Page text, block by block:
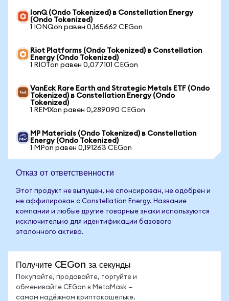
IonQ (Ondo Tokenized) в Constellation Energy
(Ondo Tokenized)
1 IONQon равен 0,165662 CEGon
Riot Platforms (Ondo Tokenized) в Constellation
Energy (Ondo Tokenized)
1 RIOTon равен 0,077101 CEGon
VanEck Rare Earth and Strategic Metals ETF (Ondo
Tokenized) в Constellation Energy (Ondo
Tokenized)
1 REMXon равен 0,289090 CEGon
MP Materials (Ondo Tokenized) в Constellation
Energy (Ondo Tokenized)
1 MPon равен 0,191263 CEGon
Отказ от ответственности
Этот продукт не выпущен, не спонсирован, не одобрен и
не аффилирован с Constellation Energy. Название
компании и любые другие товарные знаки используются
исключительно для идентификации базового
эталонного актива.
Получите CEGon за секунды
Покупайте, продавайте, торгуйте и
обменивайте CEGon в MetaMask —
самом надёжном криптокошельке.